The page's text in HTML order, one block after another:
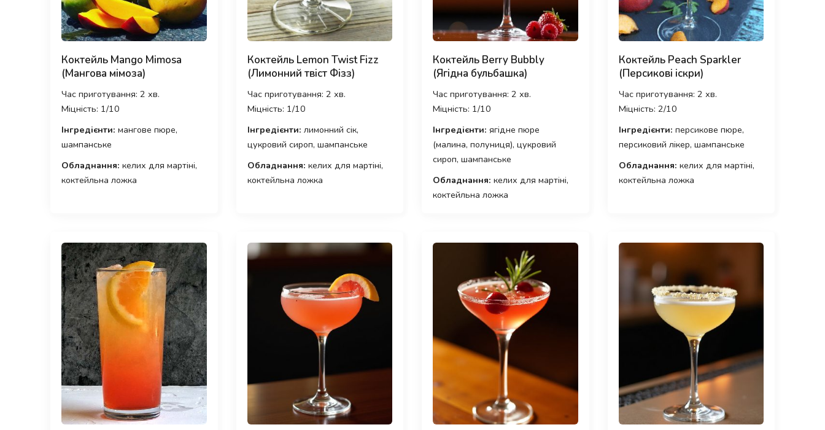
Коктейль Mango Mimosa
(Мангова мімоза)
Час приготування: 2 хв.
Міцність: 1/10
Інгредієнти: мангове пюре,
шампанське
Обладнання: келих для мартіні,
коктейльна ложка
Коктейль Lemon Twist Fizz
(Лимонний твіст Фізз)
Час приготування: 2 хв.
Міцність: 1/10
Інгредієнти: лимонний сік,
цукровий сироп, шампанське
Обладнання: келих для мартіні,
коктейльна ложка
Коктейль Berry Bubbly
(Ягідна бульбашка)
Час приготування: 2 хв.
Міцність: 1/10
Інгредієнти: ягідне пюре
(малина, полуниця), цукровий
сироп, шампанське
Обладнання: келих для мартіні,
коктейльна ложка
Коктейль Peach Sparkler
(Персикові іскри)
Час приготування: 2 хв.
Міцність: 2/10
Інгредієнти: персикове пюре,
персиковий лікер, шампанське
Обладнання: келих для мартіні,
коктейльна ложка